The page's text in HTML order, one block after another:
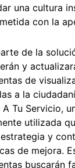
una cultura
con la
de la
y
de
a la
Tu Servicio,
utilizada
y
de mejora.
buscarán